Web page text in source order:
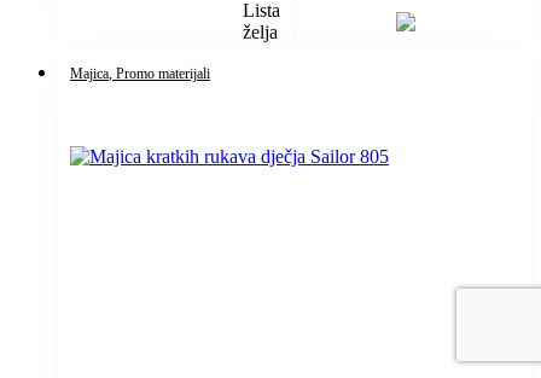
Lista
želja
Majica, Promo materijali